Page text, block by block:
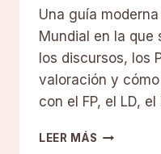
Una guía
Mundial en la que
los discursos, los
valoración y
con el FP, el LD,
LEER MÁS DEBATE